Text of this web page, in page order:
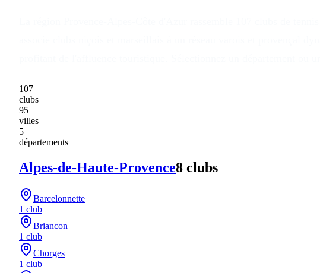
107
clubs
95
villes
5
départements
Alpes-de-Haute-Provence8 clubs
Barcelonnette
1 club
Briancon
1 club
Chorges
1 club